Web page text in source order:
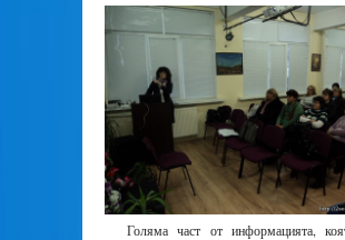
Голяма част от информацията,